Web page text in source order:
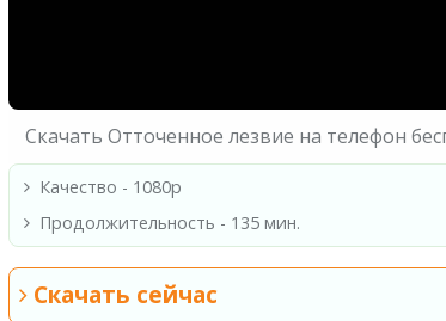
Скачать Отточенное лезвие на телефон
Качество - 1080p
Продолжительность - 135 мин.
Скачать сейчас